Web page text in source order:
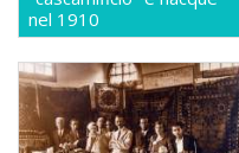
nel 1910